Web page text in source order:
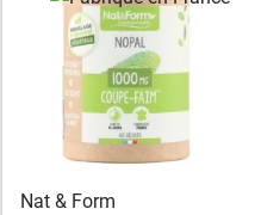
Nat & Form